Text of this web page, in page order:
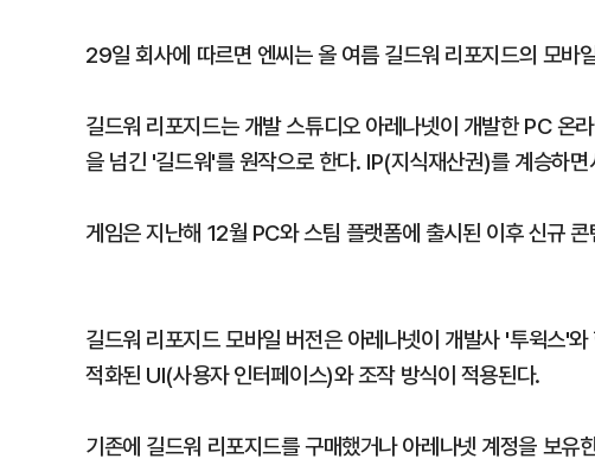
29일 회사에 따르면 엔씨는 올 여름 길드워 리포지드의 모바
길드워 리포지드는 개발 스튜디오 아레나넷이 개발한 PC
을 넘긴 '길드워'를 원작으로 한다. IP(지식재산권)를 계승하
게임은 지난해 12월 PC와 스팀 플랫폼에 출시된 이후 신규
길드워 리포지드 모바일 버전은 아레나넷이 개발사 '투윅스'
적화된 UI(사용자 인터페이스)와 조작 방식이 적용된다.
기존에 길드워 리포지드를 구매했거나 아레나넷 계정을 보